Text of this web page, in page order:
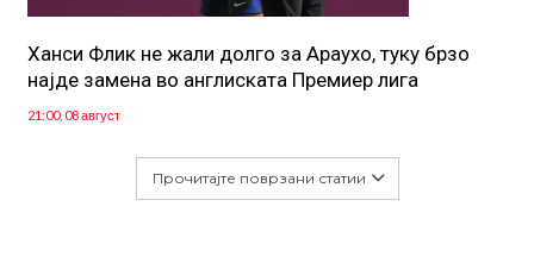
Ханси Флик не жали долго за Араухо, туку брзо
најде замена во англиската Премиер лига
21:00, 08 август
Прочитајте поврзани статии